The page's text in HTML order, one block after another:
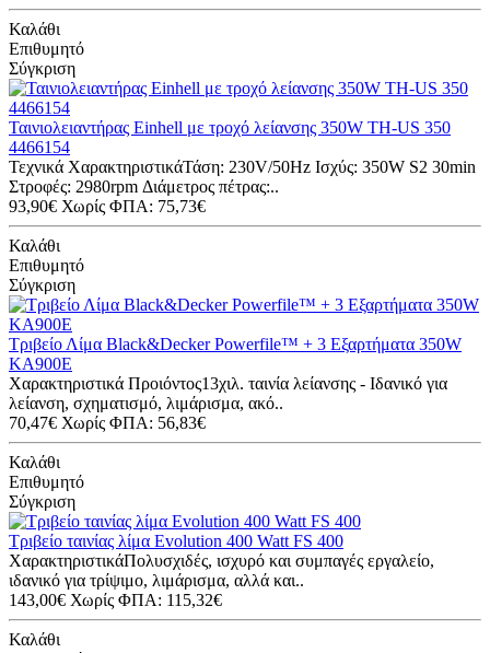
Καλάθι
Επιθυμητό
Σύγκριση
Ταινιολειαντήρας Einhell με τροχό λείανσης 350W TH-US 350
4466154
Τεχνικά ΧαρακτηριστικάΤάση: 230V/50Hz Iσχύς: 350W S2 30min
Στροφές: 2980rpm Διάμετρος πέτρας:..
93,90€ Χωρίς ΦΠΑ: 75,73€
Καλάθι
Επιθυμητό
Σύγκριση
Τριβείο Λίμα Black&Decker Powerfile™ + 3 Εξαρτήματα 350W
KA900E
Χαρακτηριστικά Προιόντος13χιλ. ταινία λείανσης - Ιδανικό για
λείανση, σχηματισμό, λιμάρισμα, ακό..
70,47€ Χωρίς ΦΠΑ: 56,83€
Καλάθι
Επιθυμητό
Σύγκριση
Τριβείο ταινίας λίμα Evolution 400 Watt FS 400
ΧαρακτηριστικάΠολυσχιδές, ισχυρό και συμπαγές εργαλείο,
ιδανικό για τρίψιμο, λιμάρισμα, αλλά και..
143,00€ Χωρίς ΦΠΑ: 115,32€
Καλάθι